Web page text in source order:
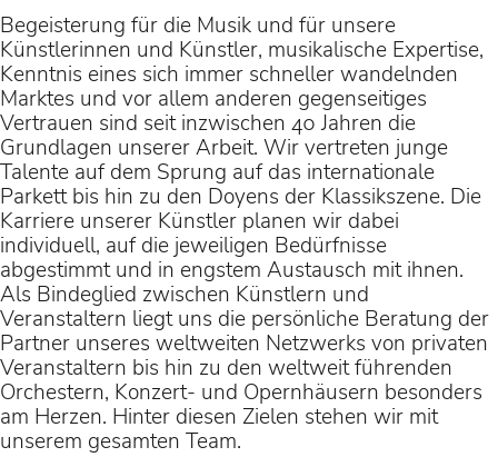
(Konzeption: Marcus
Lobbes & Nils Corte)
unter der Leitung von
Christian Thielemann
Begeisterung für die Musik und für unsere
Künstlerinnen und Künstler, musikalische Expertise,
Kenntnis eines sich immer schneller wandelnden
Marktes und vor allem anderen gegenseitiges
Vertrauen sind seit inzwischen 40 Jahren die
Grundlagen unserer Arbeit. Wir vertreten junge
Talente auf dem Sprung auf das internationale
Parkett bis hin zu den Doyens der Klassikszene. Die
Karriere unserer Künstler planen wir dabei
individuell, auf die jeweiligen Bedürfnisse
abgestimmt und in engstem Austausch mit ihnen.
Als Bindeglied zwischen Künstlern und
Veranstaltern liegt uns die persönliche Beratung der
Partner unseres weltweiten Netzwerks von privaten
Veranstaltern bis hin zu den weltweit führenden
Orchestern, Konzert- und Opernhäusern besonders
am Herzen. Hinter diesen Zielen stehen wir mit
unserem gesamten Team.